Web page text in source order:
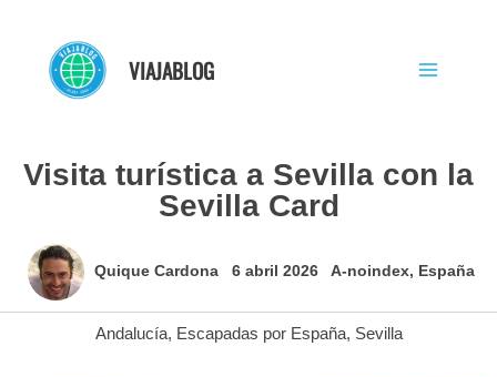
contenido
VIAJABLOG
Visita turística a Sevilla con la
Sevilla Card
Quique Cardona 6 abril 2026 A-noindex, España
Andalucía, Escapadas por España, Sevilla